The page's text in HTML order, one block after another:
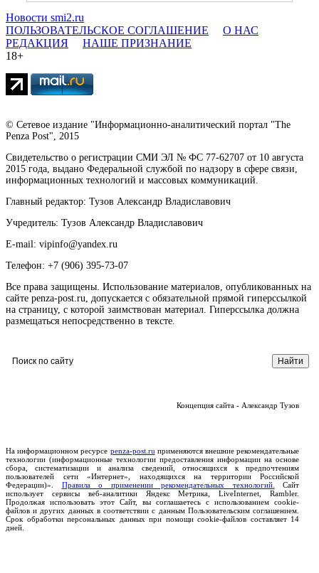
Новости smi2.ru
ПОЛЬЗОВАТЕЛЬСКОЕ СОГЛАШЕНИЕ
О НАС
РЕДАКЦИЯ
НАШЕ ПРИЗНАНИЕ
18+
© Сетевое издание "Информационно-аналитический портал "The
Penza Post", 2015
Свидетельство о регистрации СМИ ЭЛ № ФС 77-62707 от 10 августа
2015 года, выдано Федеральной службой по надзору в сфере связи,
информационных технологий и массовых коммуникаций.
Главный редактор: Тузов Александр Владиславович
Учредитель: Тузов Александр Владиславович
E-mail: vipinfo@yandex.ru
Телефон: +7 (906) 395-73-07
Все права защищены. Использование материалов, опубликованных на
сайте penza-post.ru, допускается с обязательной прямой гиперссылкой
на страницу, с которой заимствован материал. Гиперссылка должна
размещаться непосредственно в тексте.
Концепция сайта - Александр Тузов
На информационном ресурсе penza-post.ru применяются внешние рекомендательные
технологии (информационные технологии предоставления информации на основе
сбора, систематизации и анализа сведений, относящихся к предпочтениям
пользователей сети «Интернет», находящихся на территории Российской
Федерации)». Правила о применении рекомендательных технологий.
Сайт
использует сервисы веб-аналитики Яндекс Метрика, LiveInternet, Rambler.
Продолжая использовать этот Сайт, вы соглашаетесь с использованием cookie-
файлов и других данных в соответствии с данным Пользовательским соглашением.
Срок обработки персональных данных при помощи cookie-файлов составляет 14
дней.